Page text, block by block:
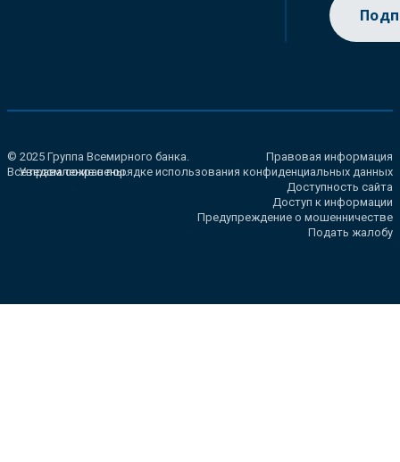
© 2025 Группа Всемирного банка.
Все права сохранены.
Правовая информация
Уведомление о порядке использования конфиденциальных данных
Доступность сайта
Доступ к информации
Предупреждение о мошенничестве
Подать жалобу